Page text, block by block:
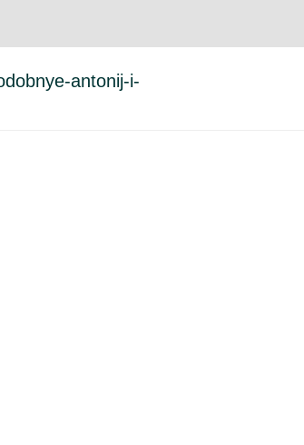
antonij-i-